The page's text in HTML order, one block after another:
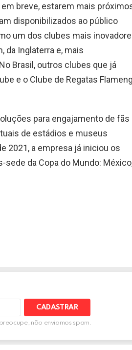
breve, estarem mais
disponibilizados ao público
um dos clubes mais
da Inglaterra e, mais
Brasil, outros clubes que já
e o Clube de Regatas
para engajamento de fãs
de estádios e museus
2021, a empresa já iniciou os
da Copa do Mundo:
não enviamos spam.